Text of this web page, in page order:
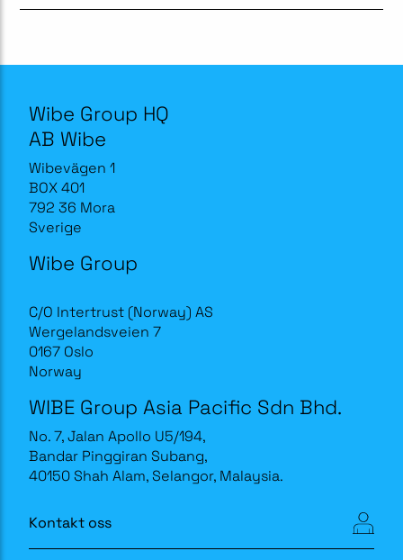
Wibe Group HQ
AB Wibe
Wibevägen 1
BOX 401
792 36 Mora
Sverige
Wibe Group
C/O Intertrust (Norway) AS
Wergelandsveien 7
0167 Oslo
Norway
WIBE Group Asia Pacific Sdn Bhd.
No. 7, Jalan Apollo U5/194,
Bandar Pinggiran Subang,
40150 Shah Alam, Selangor, Malaysia.
Kontakt oss